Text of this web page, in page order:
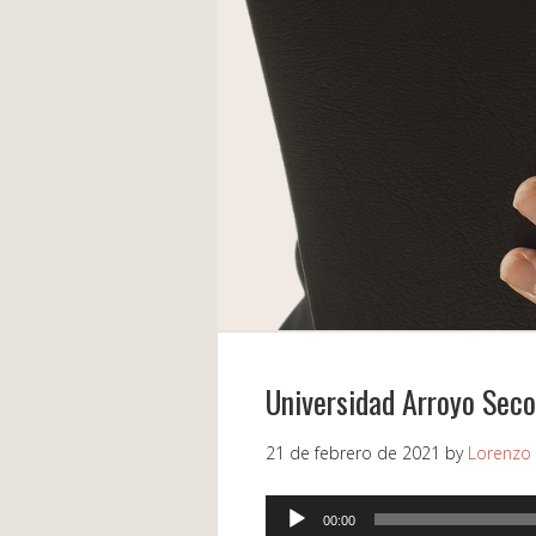
Universidad Arroyo
21 de febrero de 2021 by Lorenzo
Reproductor
00:00